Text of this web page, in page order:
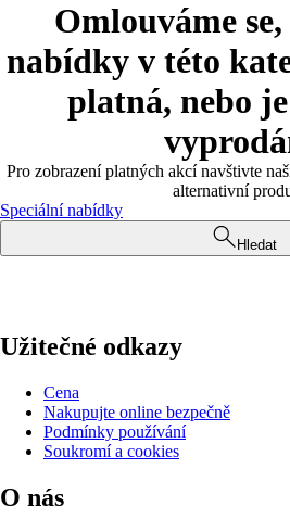
Omlouváme
nabídky v této
platná, nebo
Pro zobrazení platných akcí navštivte
alternativní
Speciální nabídky
Hledat
Užitečné odkazy
Cena
Nakupujte online bezpečně
Podmínky používání
Soukromí a cookies
O nás